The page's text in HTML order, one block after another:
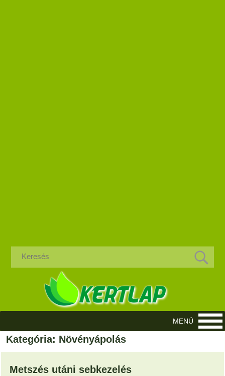
Kategória: Növényápolás
Metszés utáni sebkezelés